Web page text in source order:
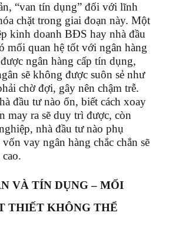
“van tín dụng” đối với lĩnh
chặt trong giai đoạn này. Một
kinh doanh BĐS hay nhà đầu
mối quan hệ tốt với ngân hàng
ngân hàng cấp tín dụng,
sẽ không được suôn sẻ như
chờ đợi, gây nên chậm trễ.
đầu tư nào ổn, biết cách xoay
may ra sẽ duy trì được, còn
nhà đầu tư nào phụ
vay ngân hàng chắc chắn sẽ
VÀ TÍN DỤNG – MỐI
THIẾT KHÔNG THỂ